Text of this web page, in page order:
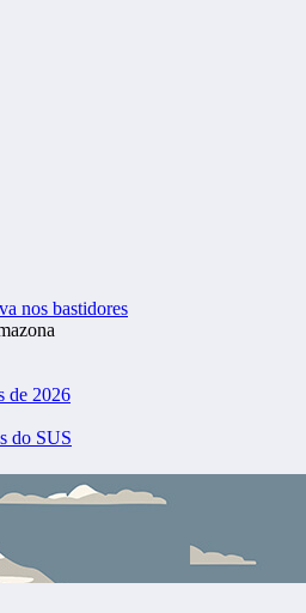
nos bastidores
de 2026
do SUS